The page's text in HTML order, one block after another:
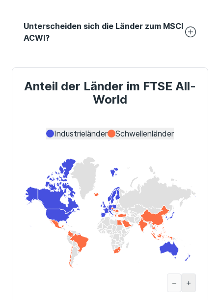
Unterscheiden sich die Länder zum MSCI
ACWI?
leicht anders.
Rumänien im MSCI ACWI. Auch das hat
machen jeweils nur einen sehr geringen Teil
des Index aus.